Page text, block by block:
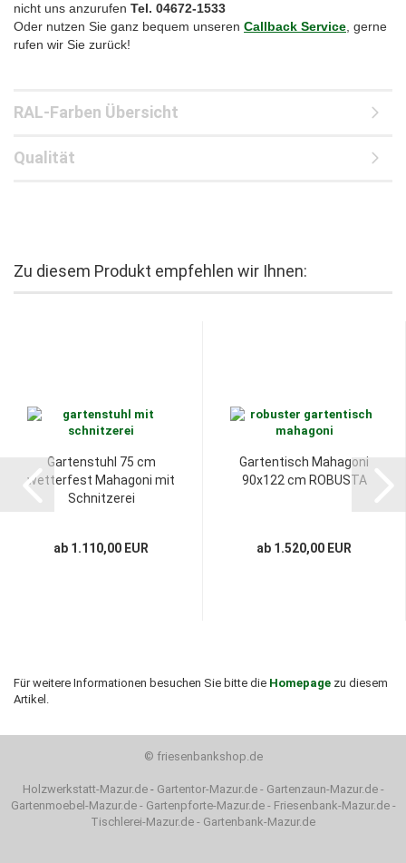
nicht uns anzurufen Tel. 04672-1533
Oder nutzen Sie ganz bequem unseren Callback Service , gerne
rufen wir Sie zurück!
RAL-Farben Übersicht
Qualität
Zu diesem Produkt empfehlen wir Ihnen:
Gartenstuhl 75 cm
wetterfest Mahagoni mit
Schnitzerei
ab 1.110,00 EUR
Gartentisch Mahagoni
90x122 cm ROBUSTA
ab 1.520,00 EUR
Für weitere Informationen besuchen Sie bitte die Homepage zu diesem
Artikel.
© friesenbankshop.de
Holzwerkstatt-Mazur.de- Gartentor-Mazur.de- Gartenzaun-Mazur.de-
Gartenmoebel-Mazur.de- Gartenpforte-Mazur.de- Friesenbank-Mazur.de-
Tischlerei-Mazur.de - Gartenbank-Mazur.de